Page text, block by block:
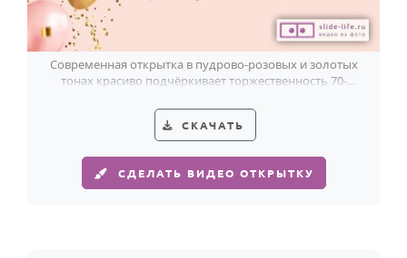
Современная открытка в пудрово-розовых и золотых
тонах красиво подчёркивает торжественность 70-
СКАЧАТЬ
СДЕЛАТЬ ВИДЕО ОТКРЫТКУ